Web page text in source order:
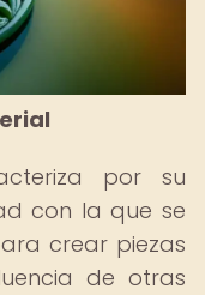
por su
con la que se
crear piezas
de otras